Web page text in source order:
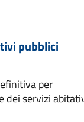
pubblici
per
dei servizi